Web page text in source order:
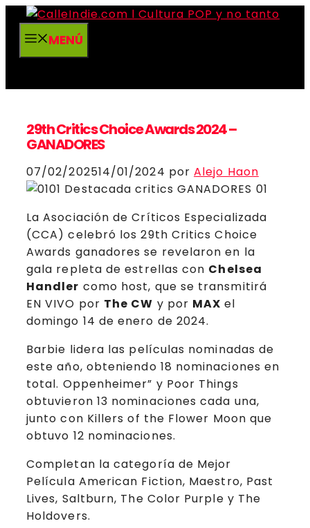
Saltar
contenidoMENÚ
29th Critics Choice Awards 2024 –
GANADORES
07/02/202514/01/2024 porAlejo Haon
La Asociación de Críticos Especializada
(CCA) celebró los 29th Critics Choice
Awards ganadores se revelaron en la
gala repleta de estrellas con Chelsea
Handler como host, que se transmitirá
EN VIVO por The CW y por MAX el
domingo 14 de enero de 2024.
Barbie lidera las películas nominadas de
este año, obteniendo 18 nominaciones en
total. Oppenheimer” y Poor Things
obtuvieron 13 nominaciones cada una,
junto con Killers of the Flower Moon que
obtuvo 12 nominaciones.
Completan la categoría de Mejor
Película American Fiction, Maestro, Past
Lives, Saltburn, The Color Purple y The
Holdovers.